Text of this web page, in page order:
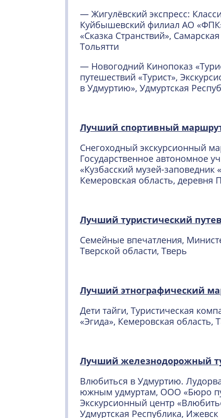
— Жигулёвский экспресс:
Куйбышевский филиал АО
«Сказка Странствий»,
Тольятти
— Новогодний Кинопоказ
путешествий «Турист»,
в Удмуртию», Удмуртская
Лучший спортивный
Снегоходный экскурсионный
Государственное автономное
«Кузбасский музей-заповедник
Кемеровская область, деревня
Лучший туристический
Семейные впечатления,
Тверской области, Тверь
Лучший этнографический
Дети тайги, Туристическая
«Эгида», Кемеровская область,
Лучший железнодорожный
Влюбиться в Удмуртию.
южным удмуртам, ООО «Бюро
Экскурсионный центр
Удмуртская Республика, Ижевск